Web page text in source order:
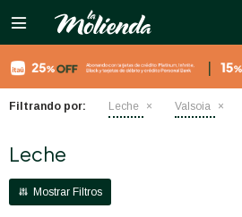

Filtrando por: Leche Valsoia
Leche